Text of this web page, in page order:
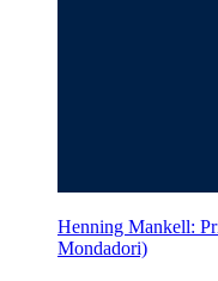
Henning Mankell:
Mondadori)